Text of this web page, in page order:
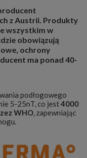
z Austrii. Produkty
wszystkim w
obowiązują
ochrony
ma ponad 40-
podłogowego
5-25nT, co jest 4000
WHO, zapewniając